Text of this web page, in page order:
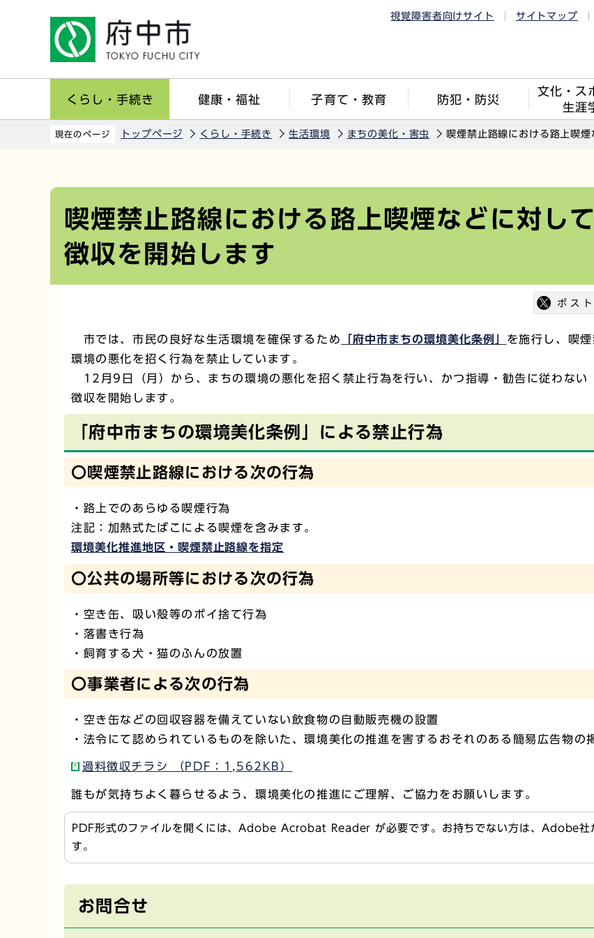
視覚障害者向けサイト サイトマップ
くらし・手続き 健康・福祉 子育て・教育 防犯・防災
文化・ス
生涯
現在のページ トップページ くらし・手続き 生活環境 まちの美化・害虫 喫煙禁止路線における路上喫
喫煙禁止路線における路上喫煙などに対し
徴収を開始します
市では、市民の良好な生活環境を確保するため 「府中市まちの環境美化条例」 を施行し、喫
環境の悪化を招く行為を禁止しています。
12月9日（月）から、まちの環境の悪化を招く禁止行為を行い、かつ指導・勧告に従わな
徴収を開始します。
「府中市まちの環境美化条例」による禁止行為
〇喫煙禁止路線における次の行為
・路上でのあらゆる喫煙行為
注記：加熱式たばこによる喫煙を含みます。
環境美化推進地区・喫煙禁止路線を指定
〇公共の場所等における次の行為
・空き缶、吸い殻等のポイ捨て行為
・落書き行為
・飼育する犬・猫のふんの放置
〇事業者による次の行為
・空き缶などの回収容器を備えていない飲食物の自動販売機の設置
・法令にて認められているものを除いた、環境美化の推進を害するおそれのある簡易広告物の
過料徴収チラシ （PDF：1,562KB）
誰もが気持ちよく暮らせるよう、環境美化の推進にご理解、ご協力をお願いします。
PDF形式のファイルを開くには、Adobe Acrobat Reader が必要です。お持ちでない方は、Adobe社
す。
お問合せ